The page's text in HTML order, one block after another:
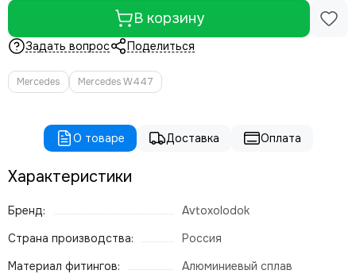
В корзину
Задать вопрос Поделиться
Mercedes Mercedes W447
О товаре Доставка Оплата
Характеристики
Бренд:
Avtoxolodok
Страна производства:
Россия
Материал фитингов:
Алюминиевый сплав